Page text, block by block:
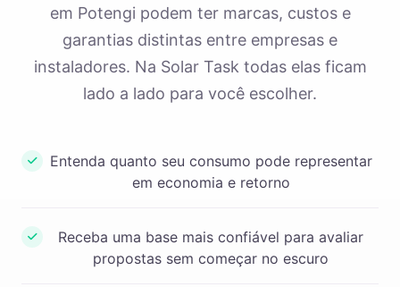
em Potengi podem ter marcas, custos e
garantias distintas entre empresas e
instaladores. Na Solar Task todas elas ficam
lado a lado para você escolher.
Entenda quanto seu consumo pode representar
em economia e retorno
Receba uma base mais confiável para avaliar
propostas sem começar no escuro